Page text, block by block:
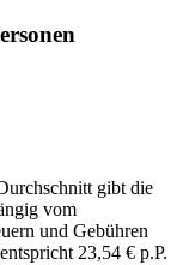
gibt die
vom
und Gebühren
entspricht 23,54 € p.P.